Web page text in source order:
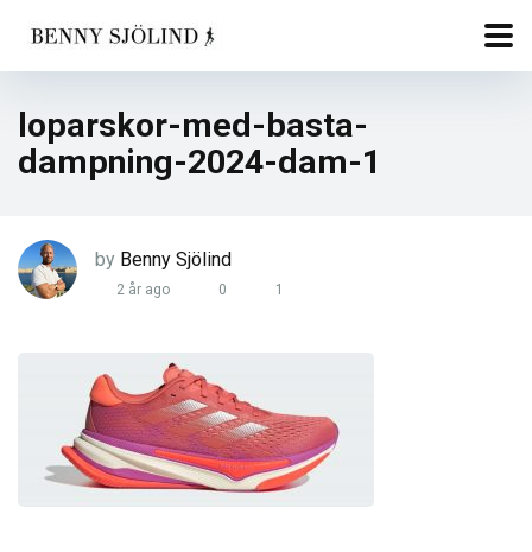
loparskor-med-basta-
dampning-2024-dam-1
by Benny Sjölind
2 år ago 0 1